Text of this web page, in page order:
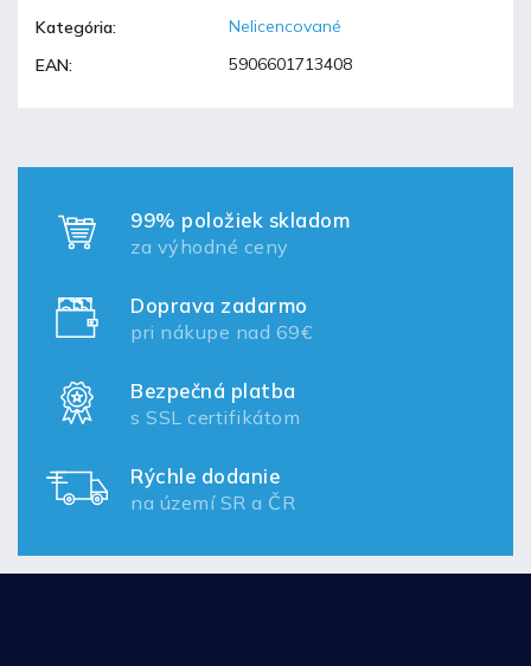
Kategória:
Nelicencované
EAN: 5906601713408
99% položiek skladom
za výhodné ceny
Doprava zadarmo
pri nákupe nad 69€
Bezpečná platba
s SSL certifikátom
Rýchle dodanie
na území SR a ČR